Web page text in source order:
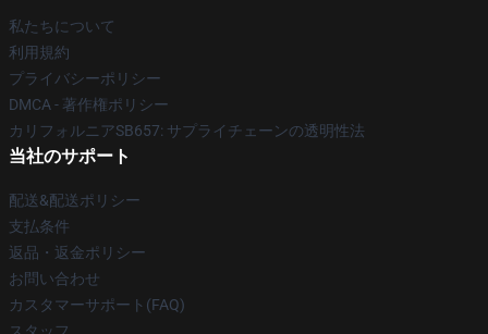
私たちについて
利用規約
プライバシーポリシー
DMCA - 著作権ポリシー
カリフォルニアSB657: サプライチェーンの透明性法
当社のサポート
配送&配送ポリシー
支払条件
返品・返金ポリシー
お問い合わせ
カスタマーサポート(FAQ)